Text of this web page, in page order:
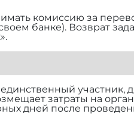
комиссию за
банке). Возврат
участник,
затраты на
дней после